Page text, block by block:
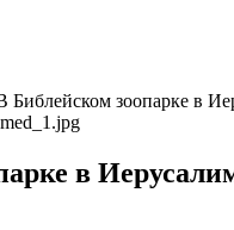
Библейском зоопарке в
в